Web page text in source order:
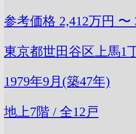
参考価格 2,412万円 〜
東京都世田谷区上馬1
1979年9月(築47年)
地上7階 / 全12戸